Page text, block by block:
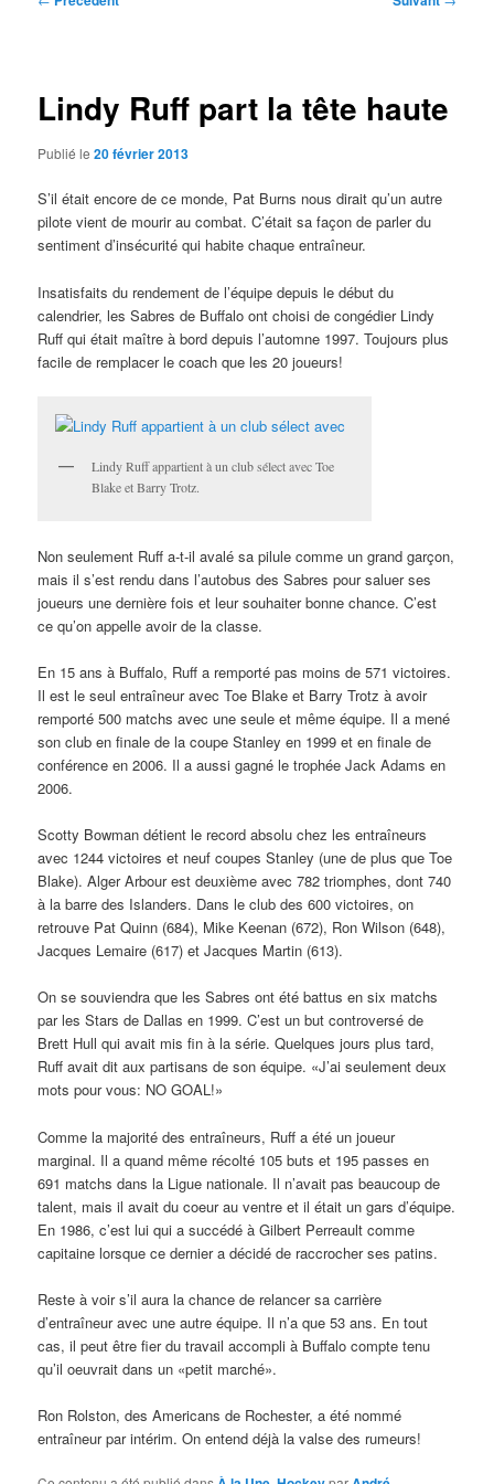
Lindy Ruff part la tête haute
Publié le20 février 2013
S’il était encore de ce monde, Pat Burns nous dirait qu’un autre
pilote vient de mourir au combat. C’était sa façon de parler du
sentiment d’insécurité qui habite chaque entraîneur.
Insatisfaits du rendement de l’équipe depuis le début du
calendrier, les Sabres de Buffalo ont choisi de congédier Lindy
Ruff qui était maître à bord depuis l’automne 1997. Toujours plus
facile de remplacer le coach que les 20 joueurs!
Lindy Ruff appartient à un club sélect avec Toe
Blake et Barry Trotz.
Non seulement Ruff a-t-il avalé sa pilule comme un grand garçon,
mais il s’est rendu dans l’autobus des Sabres pour saluer ses
joueurs une dernière fois et leur souhaiter bonne chance. C’est
ce qu’on appelle avoir de la classe.
En 15 ans à Buffalo, Ruff a remporté pas moins de 571 victoires.
Il est le seul entraîneur avec Toe Blake et Barry Trotz à avoir
remporté 500 matchs avec une seule et même équipe. Il a mené
son club en finale de la coupe Stanley en 1999 et en finale de
conférence en 2006. Il a aussi gagné le trophée Jack Adams en
2006.
Scotty Bowman détient le record absolu chez les entraîneurs
avec 1244 victoires et neuf coupes Stanley (une de plus que Toe
Blake). Alger Arbour est deuxième avec 782 triomphes, dont 740
à la barre des Islanders. Dans le club des 600 victoires, on
retrouve Pat Quinn (684), Mike Keenan (672), Ron Wilson (648),
Jacques Lemaire (617) et Jacques Martin (613).
On se souviendra que les Sabres ont été battus en six matchs
par les Stars de Dallas en 1999. C’est un but controversé de
Brett Hull qui avait mis fin à la série. Quelques jours plus tard,
Ruff avait dit aux partisans de son équipe. «J’ai seulement deux
mots pour vous: NO GOAL!»
Comme la majorité des entraîneurs, Ruff a été un joueur
marginal. Il a quand même récolté 105 buts et 195 passes en
691 matchs dans la Ligue nationale. Il n’avait pas beaucoup de
talent, mais il avait du coeur au ventre et il était un gars d’équipe.
En 1986, c’est lui qui a succédé à Gilbert Perreault comme
capitaine lorsque ce dernier a décidé de raccrocher ses patins.
Reste à voir s’il aura la chance de relancer sa carrière
d’entraîneur avec une autre équipe. Il n’a que 53 ans. En tout
cas, il peut être fier du travail accompli à Buffalo compte tenu
qu’il oeuvrait dans un «petit marché».
Ron Rolston, des Americans de Rochester, a été nommé
entraîneur par intérim. On entend déjà la valse des rumeurs!